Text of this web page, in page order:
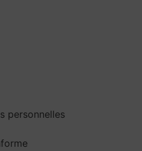
personnelles